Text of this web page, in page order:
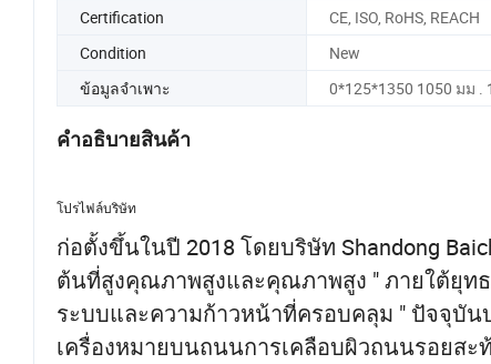
Certification
CE, ISO, RoHS, REACH
Condition
New
ข้อมูลจำเพาะ
0*125*1350 1050 มม .
คำอธิบายสินค้า
โปรไฟล์บริษัท
ก่อตั้งขึ้นในปี 2018 โดยบริษัท Shandong
ต้นที่สูงคุณภาพสูงและคุณภาพสูง " ภายใต้ยุท
ระบบและความก้าวหน้าที่ครอบคลุม " ปัจจุบั
เครื่องหมายบนถนนการเคลือบผิวถนนรอยส